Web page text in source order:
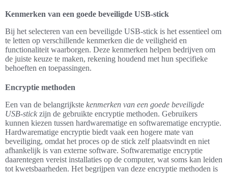
Kenmerken van een goede beveiligde USB-stick
Bij het selecteren van een beveiligde USB-stick is het essentieel om
te letten op verschillende kenmerken die de veiligheid en
functionaliteit waarborgen. Deze kenmerken helpen bedrijven om
de juiste keuze te maken, rekening houdend met hun specifieke
behoeften en toepassingen.
Encryptie methoden
Een van de belangrijkste kenmerken van een goede beveiligde
USB-stick zijn de gebruikte encryptie methoden. Gebruikers
kunnen kiezen tussen hardwarematige en softwarematige encryptie.
Hardwarematige encryptie biedt vaak een hogere mate van
beveiliging, omdat het proces op de stick zelf plaatsvindt en niet
afhankelijk is van externe software. Softwarematige encryptie
daarentegen vereist installaties op de computer, wat soms kan leiden
tot kwetsbaarheden. Het begrijpen van deze encryptie methoden is